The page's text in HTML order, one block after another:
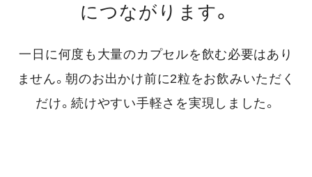
につながります。
一日に何度も大量のカプセルを飲む必要はあり
ません。朝のお出かけ前に2粒をお飲みいただく
だけ。続けやすい手軽さを実現しました。